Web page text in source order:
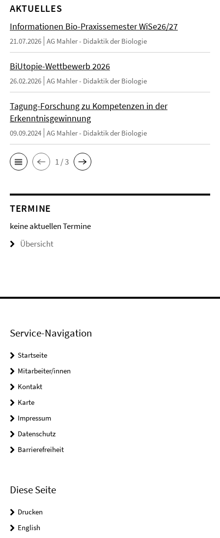
AKTUELLES
Informationen Bio-Praxissemester WiSe26/27
21.07.2026 AG Mahler - Didaktik der Biologie
BiUtopie-Wettbewerb 2026
26.02.2026 AG Mahler - Didaktik der Biologie
Tagung-Forschung zu Kompetenzen in der
Erkenntnisgewinnung
09.09.2024 AG Mahler - Didaktik der Biologie
1 / 3
TERMINE
keine aktuellen Termine
Übersicht
Service-Navigation
Startseite
Mitarbeiter/innen
Kontakt
Karte
Impressum
Datenschutz
Barrierefreiheit
Diese Seite
Drucken
English